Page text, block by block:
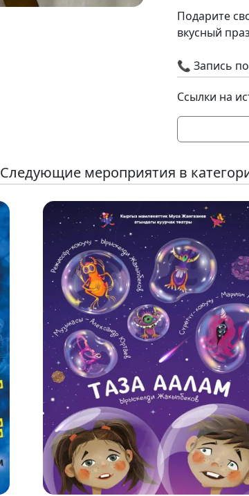
Подарите
вкусный
📞 Запись
Ссылки на
Следующие мероприятия в